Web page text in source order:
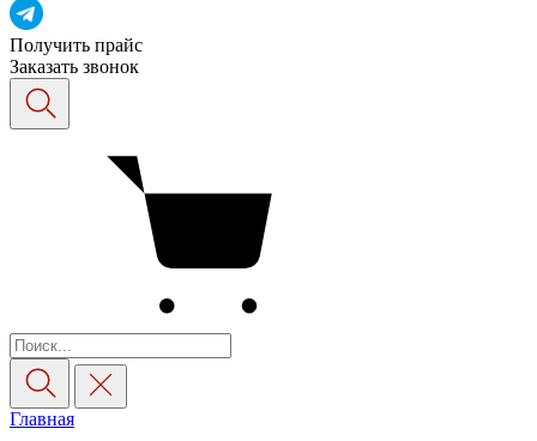
Получить прайс
Заказать звонок
Главная